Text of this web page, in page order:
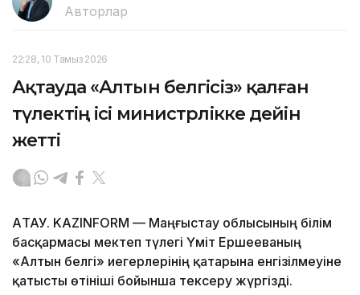
Авторлар
22:28, 10 Тамыз 2026
Ақтауда «Алтын белгісіз» қалған
түлектің ісі министрлікке дейін
жетті
АҚТАУ. KAZINFORM — Маңғыстау облысының білім
басқармасы мектеп түлегі Үміт Ершееваның
«Алтын белгі» иегерлерінің қатарына енгізілмеуіне
қатысты өтініші бойынша тексеру жүргізді.